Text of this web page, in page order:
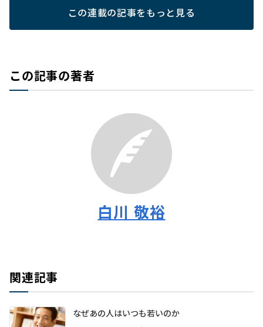
この連載の記事をもっと見る
この記事の著者
白川 敬裕
関連記事
なぜあの人はいつも若いのか